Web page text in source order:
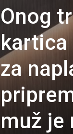
Onog
kartica
za
muž je